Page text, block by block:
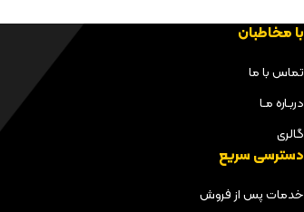
با مخاطبان
تماس با ما
دربـاره مـا
گالری
دسترسی سریع
خدمات پس از فروش